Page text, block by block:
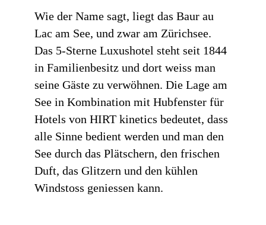
Wie der Name sagt, liegt das Baur au
Lac am See, und zwar am Zürichsee.
Das 5-Sterne Luxushotel steht seit 1844
in Familienbesitz und dort weiss man
seine Gäste zu verwöhnen. Die Lage am
See in Kombination mit Hubfenster für
Hotels von HIRT kinetics bedeutet, dass
alle Sinne bedient werden und man den
See durch das Plätschern, den frischen
Duft, das Glitzern und den kühlen
Windstoss geniessen kann.